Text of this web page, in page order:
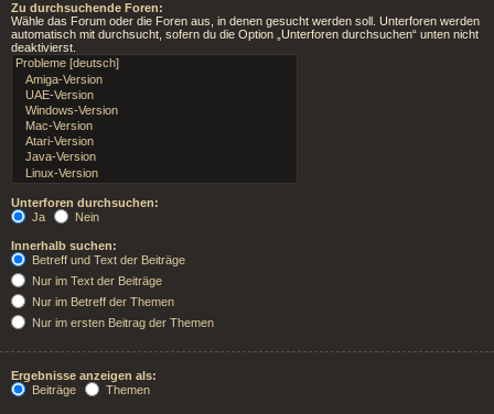
Zu durchsuchende Foren:
Wähle das Forum oder die Foren aus, in denen gesucht werden soll. Unterforen werden
automatisch mit durchsucht, sofern du die Option „Unterforen durchsuchen“ unten nicht
deaktivierst.
Unterforen durchsuchen:
Ja
Nein
Innerhalb suchen:
Betreff und Text der Beiträge
Nur im Text der Beiträge
Nur im Betreff der Themen
Nur im ersten Beitrag der Themen
Ergebnisse anzeigen als:
Beiträge
Themen